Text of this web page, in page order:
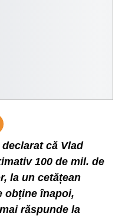
că Vlad
100 de mil. de
la un cetățean
obține înapoi,
răspunde la